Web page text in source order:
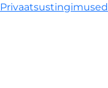
Privaatsustingimused